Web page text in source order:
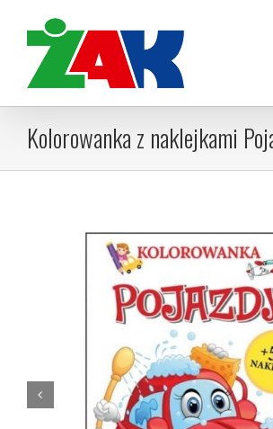
content
Kolorowanka z naklejkami
